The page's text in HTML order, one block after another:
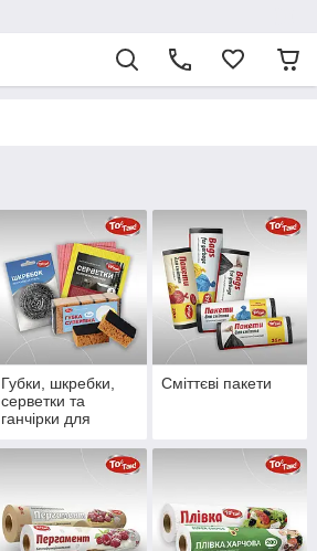
Губки, шкребки,
серветки та
ганчірки для
Сміттєві пакети